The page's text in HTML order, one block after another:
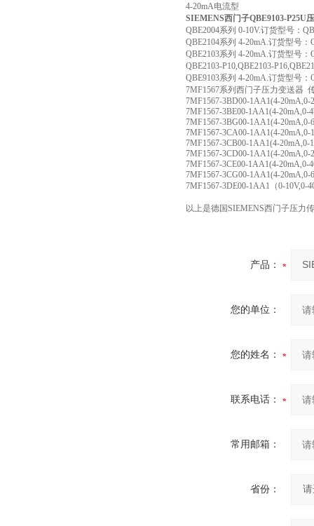
4-20mA电流型
SIEMENS西门子QBE9103-P25U
QBE2004系列 0-10V.订货型号：
QBE2104系列 4-20mA.订货型号：
QBE2103系列 4-20mA.订货型号：
QBE2103-P10,QBE2103-
QBE9103系列 4-20mA.订货型号：
7MF1567系列西门子压力变送器
7MF1567-3BD00-1AA1(4-20mA,0-
7MF1567-3BE00-1AA1(4-20mA,0-
7MF1567-3BG00-1AA1(4-20mA,0-
7MF1567-3CA00-1AA1(4-20mA,0-
7MF1567-3CB00-1AA1(4-20mA,0-
7MF1567-3CD00-1AA1(4-20mA,0-
7MF1567-3CE00-1AA1(4-20mA,0-
7MF1567-3CG00-1AA1(4-20mA,0-
7MF1567-3DE00-1AA1（0-10V,0-
以上是德国SIEMENS西门子压力
产品：
您的单位：
您的姓名：
联系电话：
常用邮箱：
省份：